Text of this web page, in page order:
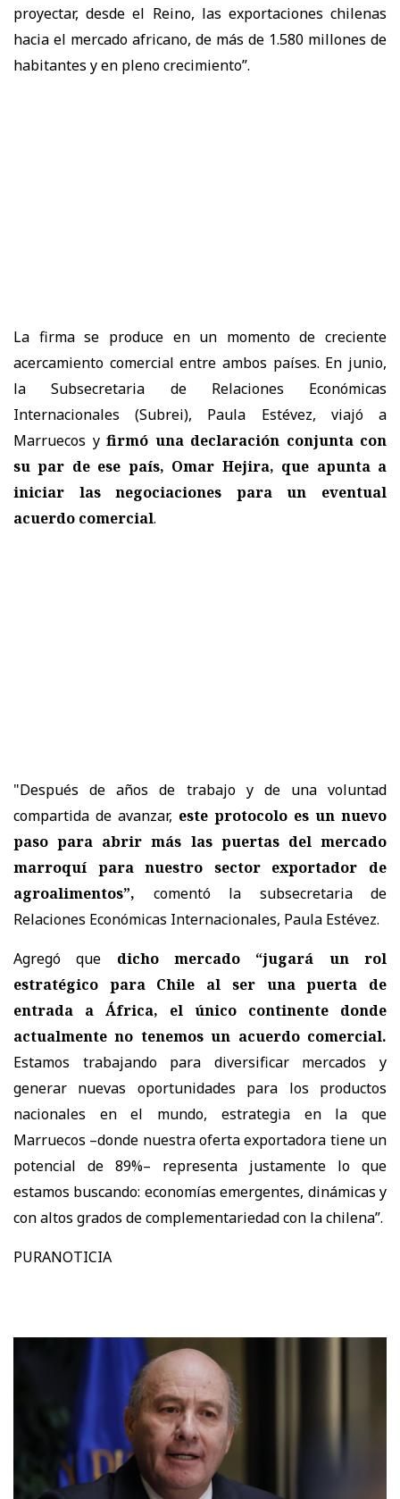
proyectar, desde el Reino, las exportaciones chilenas
hacia el mercado africano, de más de 1.580 millones de
habitantes y en pleno crecimiento”.
La firma se produce en un momento de creciente
acercamiento comercial entre ambos países. En junio,
la Subsecretaria de Relaciones Económicas
Internacionales (Subrei), Paula Estévez, viajó a
Marruecos y firmó una declaración conjunta con
su par de ese país, Omar Hejira, que apunta a
iniciar las negociaciones para un eventual
acuerdo comercial.
"Después de años de trabajo y de una voluntad
compartida de avanzar, este protocolo es un nuevo
paso para abrir más las puertas del mercado
marroquí para nuestro sector exportador de
agroalimentos”, comentó la subsecretaria de
Relaciones Económicas Internacionales, Paula Estévez.
Agregó que dicho mercado “jugará un rol
estratégico para Chile al ser una puerta de
entrada a África, el único continente donde
actualmente no tenemos un acuerdo comercial.
Estamos trabajando para diversificar mercados y
generar nuevas oportunidades para los productos
nacionales en el mundo, estrategia en la que
Marruecos –donde nuestra oferta exportadora tiene un
potencial de 89%– representa justamente lo que
estamos buscando: economías emergentes, dinámicas y
con altos grados de complementariedad con la chilena”.
PURANOTICIA